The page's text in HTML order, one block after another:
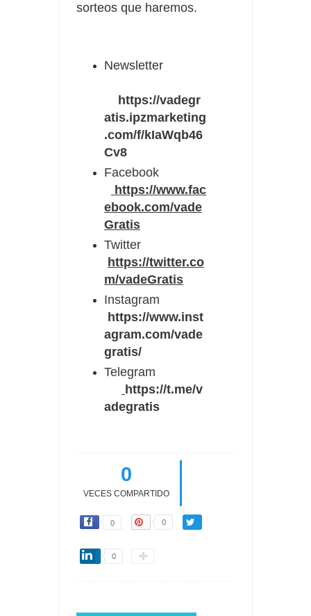
sorteos que haremos.
Newsletter
https://vadegr
atis.ipzmarketing
.com/f/kIaWqb46
Cv8
Facebook
https://www.fac
ebook.com/vade
Gratis
Twitter
https://twitter.co
m/vadeGratis
Instagram
https://www.inst
agram.com/vade
gratis/
Telegram
https://t.me/v
adegratis
0
VECES COMPARTIDO
0 0
0